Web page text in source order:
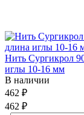
Нить Сургикрол
иглы 10-16 мм
В наличии
462 ₽
462 ₽